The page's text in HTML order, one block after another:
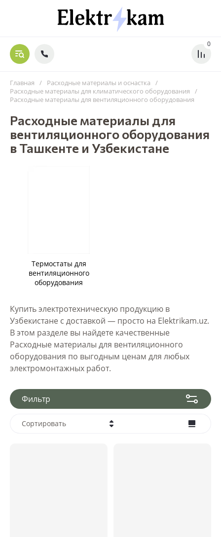
0
Главная / Расходные материалы и оснастка
/
Расходные материалы для климатического оборудования
/
Расходные материалы для вентиляционного оборудования
Расходные материалы для
вентиляционного оборудования
в Ташкенте и Узбекистане
Термостаты для
вентиляционного
оборудования
Купить электротехническую продукцию в
Узбекистане с доставкой — просто на Elektrikam.uz.
В этом разделе вы найдете качественные
Расходные материалы для вентиляционного
оборудования по выгодным ценам для любых
электромонтажных работ.
Фильтр
Сортировать